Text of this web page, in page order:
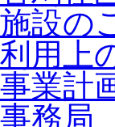
施設の
利用上
事業計
事務局